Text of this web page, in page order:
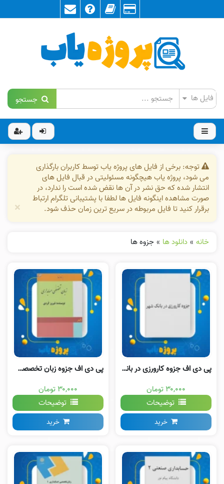
جستجو
توجه: برخی از فایل های پروژه یاب توسط کاربران بارگذاری
می شود، پروژه یاب هیچگونه مسئولیتی در قبال فایل های
انتشار شده که حق نشر در آن ها نقض شده است را ندارد، در
صورت مشاهده اینگونه فایل ها لطفا با پشتیبانی تلگرام ارتباط
برقرار کنید تا فایل مربوطه در سریع ترین زمان حذف شود.
×
خانه » دانلود ها » جزوه ها
پی دی اف جزوه کارورزی در بانک شهر
۳۰,۰۰۰ تومان
توضیحات
خرید
پی دی اف جزوه زبان تخصصی حسابداری فیروز کردی
۳۰,۰۰۰ تومان
توضیحات
خرید